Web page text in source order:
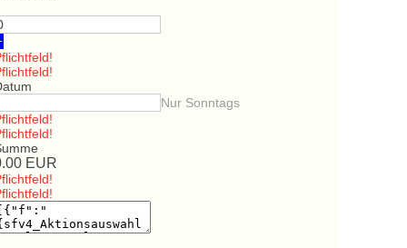
Nur Sonntags
EUR